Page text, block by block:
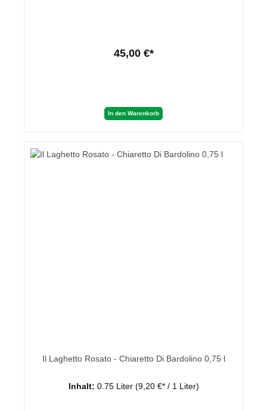
45,00 €*
In den Warenkorb
Il Laghetto Rosato - Chiaretto Di Bardolino 0,75 l
Inhalt: 0.75 Liter (9,20 €* / 1 Liter)